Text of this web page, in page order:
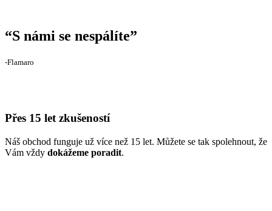
“S námi se nespálíte”
‐Flamaro
Přes 15 let zkušeností
Náš obchod funguje už více než 15 let. Můžete se tak spolehnout, že
Vám vždy dokážeme poradit.